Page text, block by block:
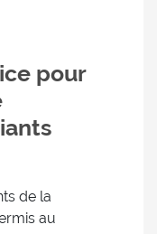
pour
de la
au